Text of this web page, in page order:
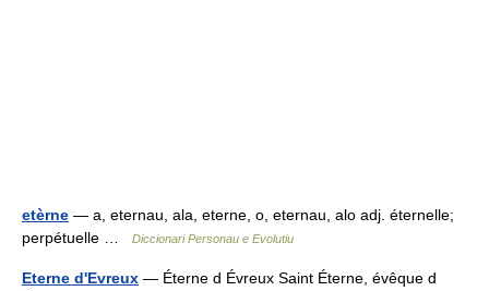
etèrne — a, eternau, ala, eterne, o, eternau, alo adj. éternelle;
perpétuelle …
Diccionari Personau e Evolutiu
Eterne d'Evreux — Éterne d Évreux Saint Éterne, évêque d